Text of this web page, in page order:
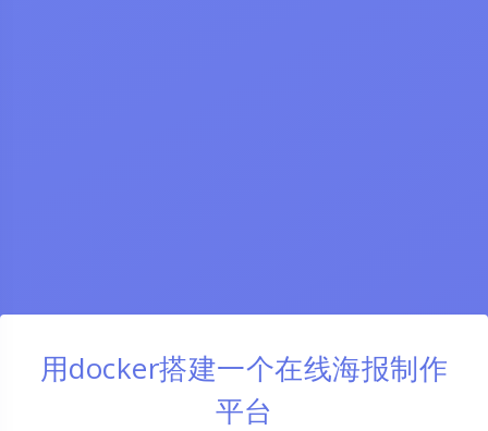
用docker搭建一个在线海报制作
平台